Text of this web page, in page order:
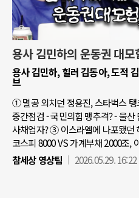
용사 김민하의 운동권 대모
용사 김민하, 힐러 김동아, 도적
브
① 멸공 외치던 정용진, 스타벅스
중간점검 - 국민의힘 맹추격? - 울
사채업자? ③ 이스라엘에 나포됐던
코스피 8000 VS 가계부채 2000조,
참세상 영상팀
2026.05.29. 16:22